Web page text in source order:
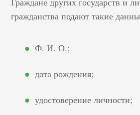
гражданства подают такие
Ф. И. О.;
дата рождения;
удостоверение личности;